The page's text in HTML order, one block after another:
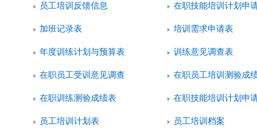
员工培训反馈信息 在职技能培训计划申
加班记录表 培训需求申请表
年度训练计划与预算表 训练意见调查表
在职员工受训意见调查 在职员工培训测验成
在职训练测验成绩表 在职技能培训计划申
员工培训计划表 员工培训档案